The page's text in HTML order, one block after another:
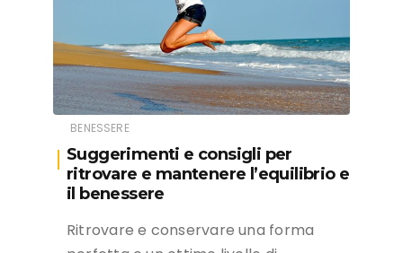
BENESSERE
Suggerimenti e consigli per
ritrovare e mantenere l’equilibrio e
il benessere
Ritrovare e conservare una forma